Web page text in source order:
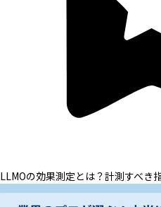
LLMOの効果測定とは？計測すべき